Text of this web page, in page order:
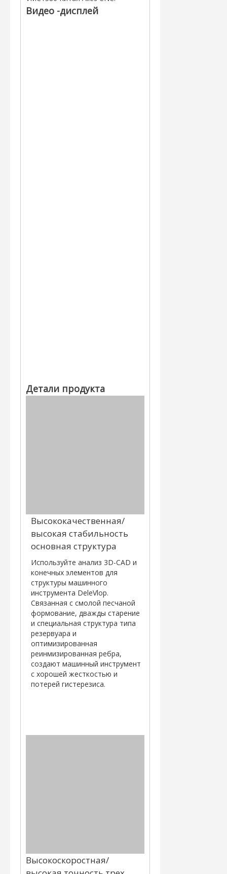
Видео -дисплей
Детали продукта
Высококачественная/
высокая стабильность
основная структура
Используйте анализ 3D-CAD и
конечных элементов для
структуры машинного
инструмента DeleVlop.
Связанная с смолой песчаной
формование, дважды старение
и специальная структура типа
резервуара и
оптимизированная
реинмизированная ребра,
создают машинный инструмент
с хорошей жесткостью и
потерей гистерезиса.
Высокоскоростная/